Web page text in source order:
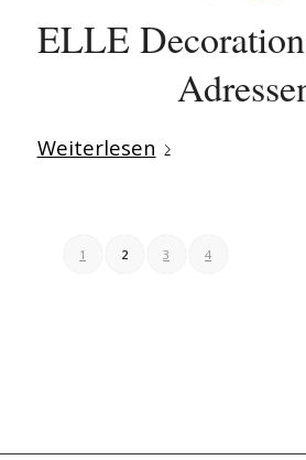
ELLE
Weiterlesen
1 2 3 4